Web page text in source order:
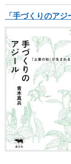
「手づくりのア